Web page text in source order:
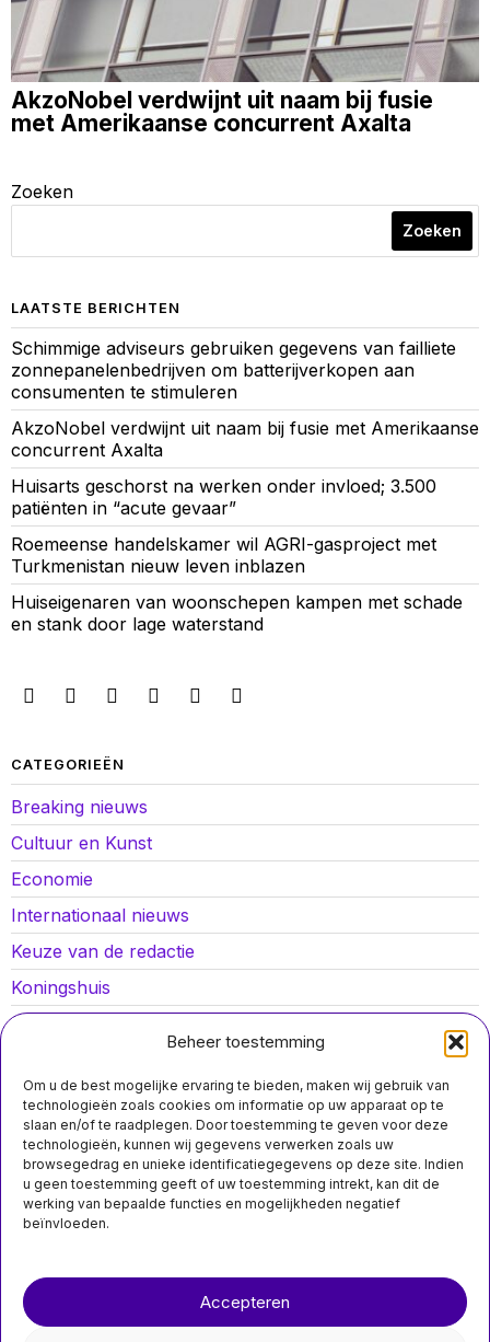
Beheer toestemming
Om u de best mogelijke ervaring te bieden, maken wij gebruik van
technologieën zoals cookies om informatie op uw apparaat op te
slaan en/of te raadplegen. Door toestemming te geven voor deze
technologieën, kunnen wij gegevens verwerken zoals uw
browsegedrag en unieke identificatiegegevens op deze site. Indien
u geen toestemming geeft of uw toestemming intrekt, kan dit de
werking van bepaalde functies en mogelijkheden negatief
beïnvloeden.
Accepteren
AkzoNobel verdwijnt uit naam bij fusie
met Amerikaanse concurrent Axalta
Zoeken
Zoeken
LAATSTE BERICHTEN
Schimmige adviseurs gebruiken gegevens van failliete
zonnepanelenbedrijven om batterijverkopen aan
consumenten te stimuleren
AkzoNobel verdwijnt uit naam bij fusie met Amerikaanse
concurrent Axalta
Huisarts geschorst na werken onder invloed; 3.500
patiënten in “acute gevaar”
Roemeense handelskamer wil AGRI-gasproject met
Turkmenistan nieuw leven inblazen
Huiseigenaren van woonschepen kampen met schade
en stank door lage waterstand
CATEGORIEËN
Breaking nieuws
Cultuur en Kunst
Economie
Internationaal nieuws
Keuze van de redactie
Koningshuis
Lokaal nieuws
Opinies
Politiek
Sport
nieuwsimpuls.online
MIS HET NIET
Q4 terwijl
overbiedingen